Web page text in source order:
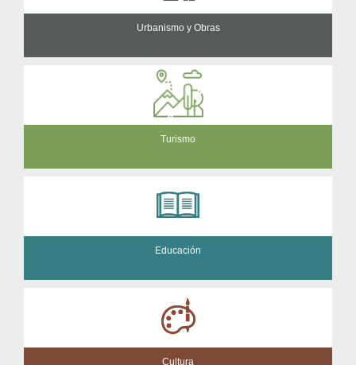
Urbanismo y Obras
Turismo
Educación
Cultura